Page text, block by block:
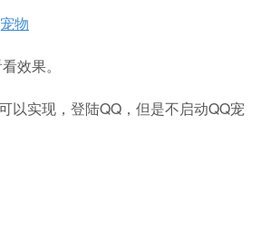
效果。
以实现，登陆QQ，但是不启动QQ宠